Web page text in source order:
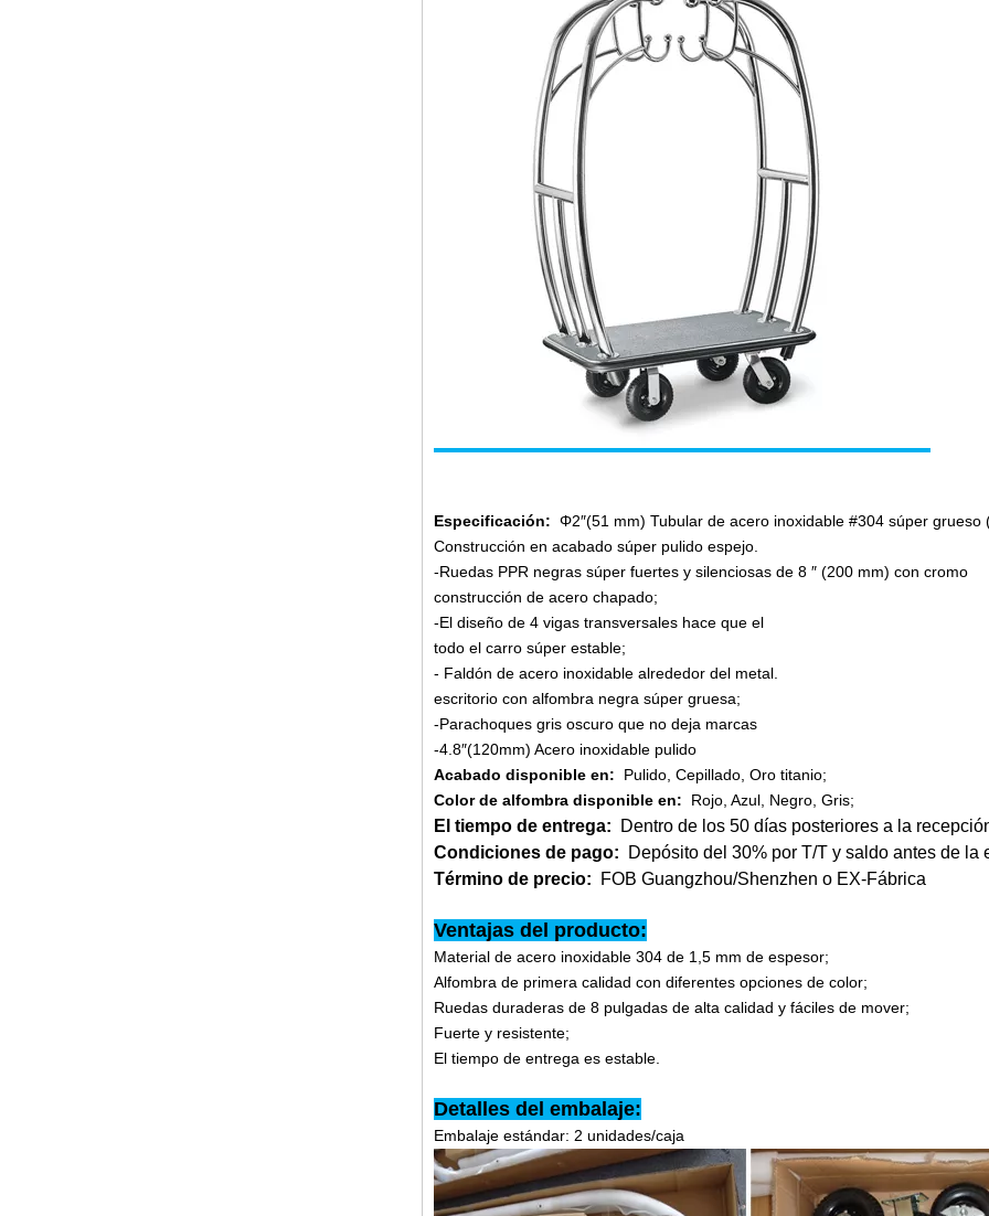
Especificación: Φ2″(51 mm) Tubular de acero inoxidable #304 súper grueso
Construcción en acabado súper pulido espejo.
-Ruedas PPR negras súper fuertes y silenciosas de 8 ″ (200 mm) con cromo
construcción de acero chapado;
-El diseño de 4 vigas transversales hace que el
todo el carro súper estable;
- Faldón de acero inoxidable alrededor del metal.
escritorio con alfombra negra súper gruesa;
-Parachoques gris oscuro que no deja marcas
-4.8″(120mm) Acero inoxidable pulido
Acabado disponible en: Pulido, Cepillado, Oro titanio;
Color de alfombra disponible en: Rojo, Azul, Negro, Gris;
El tiempo de entrega:
Dentro de los 50 días posteriores a la
Condiciones de pago:
Depósito del 30% por T/T y saldo antes de la
Término de precio:
FOB Guangzhou/Shenzhen o EX-Fábrica
Ventajas del producto:
Material de acero inoxidable 304 de 1,5 mm de espesor;
Alfombra de primera calidad con diferentes opciones de color;
Ruedas duraderas de 8 pulgadas de alta calidad y fáciles de mover;
Fuerte y resistente;
El tiempo de entrega es estable.
Detalles del embalaje:
Embalaje estándar: 2 unidades/caja